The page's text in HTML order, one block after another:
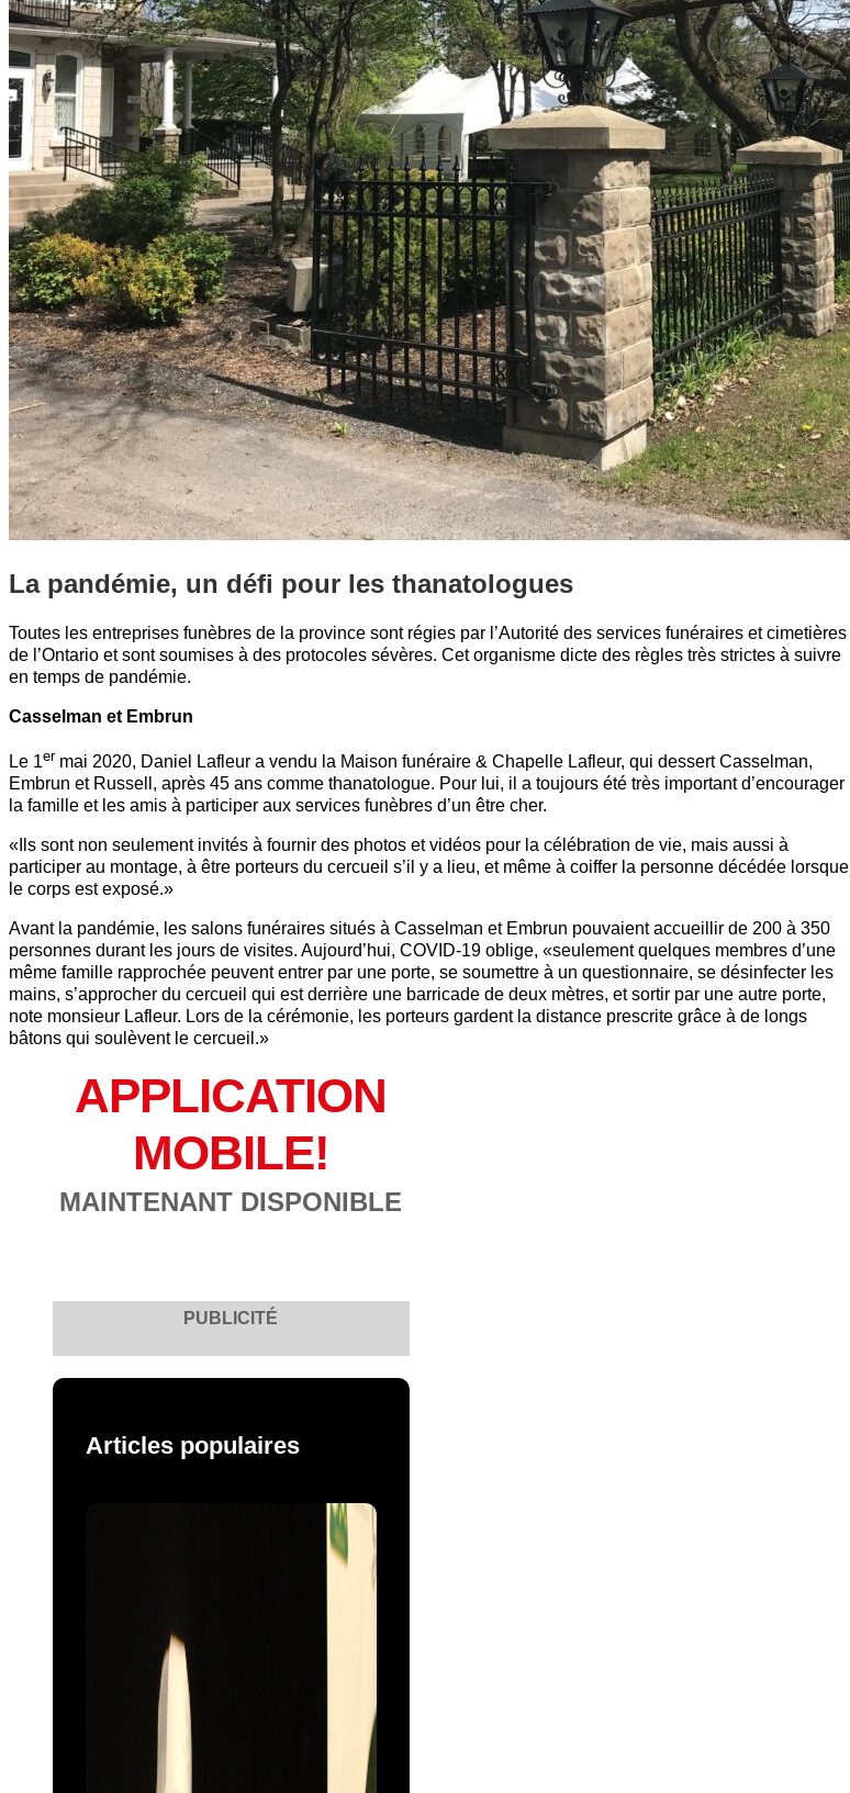
La pandémie, un défi pour les thanatologues
Toutes les entreprises funèbres de la province sont régies par l’Autorité des services funéraires et cimetières
de l’Ontario et sont soumises à des protocoles sévères. Cet organisme dicte des règles très strictes à suivre
en temps de pandémie.
Casselman et Embrun
Le 1er mai 2020, Daniel Lafleur a vendu la Maison funéraire & Chapelle Lafleur, qui dessert Casselman,
Embrun et Russell, après 45 ans comme thanatologue. Pour lui, il a toujours été très important d’encourager
la famille et les amis à participer aux services funèbres d’un être cher.
«Ils sont non seulement invités à fournir des photos et vidéos pour la célébration de vie, mais aussi à
participer au montage, à être porteurs du cercueil s’il y a lieu, et même à coiffer la personne décédée lorsque
le corps est exposé.»
Avant la pandémie, les salons funéraires situés à Casselman et Embrun pouvaient accueillir de 200 à 350
personnes durant les jours de visites. Aujourd’hui, COVID-19 oblige, «seulement quelques membres d’une
même famille rapprochée peuvent entrer par une porte, se soumettre à un questionnaire, se désinfecter les
mains, s’approcher du cercueil qui est derrière une barricade de deux mètres, et sortir par une autre porte,
note monsieur Lafleur. Lors de la cérémonie, les porteurs gardent la distance prescrite grâce à de longs
bâtons qui soulèvent le cercueil.»
APPLICATION
MOBILE!
MAINTENANT DISPONIBLE
PUBLICITÉ
Articles populaires